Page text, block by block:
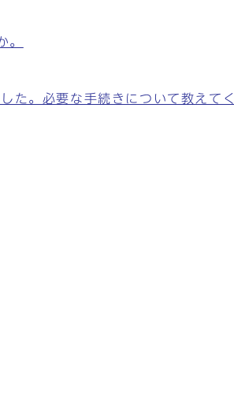
。
た。必要な手続きについて教えて